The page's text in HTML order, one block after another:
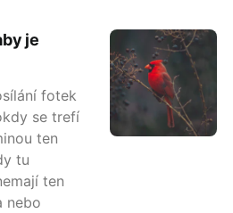
je
fotek
se trefí
ten
tu
ten
nebo